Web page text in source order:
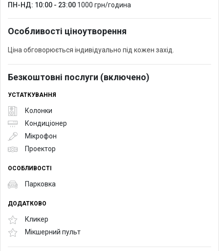
ПН-НД: 10:00 - 23:00 1000 грн/година
Особливості ціноутворення
Ціна обговорюється індивідуально під кожен захід.
Безкоштовні послуги (включено)
УСТАТКУВАННЯ
Колонки
Кондиціонер
Мікрофон
Проектор
ОСОБЛИВОСТІ
Парковка
ДОДАТКОВО
Кликер
Мікшерний пульт